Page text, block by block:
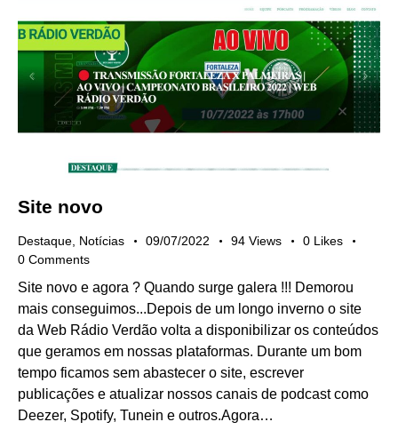
Site novo
Destaque Notícias 09/07/2022 94 Views 0 Likes
0 Comments
Site novo e agora ? Quando surge galera !!! Demorou
mais conseguimos...Depois de um longo inverno o site
da Web Rádio Verdão volta a disponibilizar os conteúdos
que geramos em nossas plataformas. Durante um bom
tempo ficamos sem abastecer o site, escrever
publicações e atualizar nossos canais de podcast como
Deezer, Spotify, Tunein e outros.Agora…